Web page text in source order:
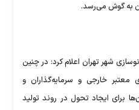
آن به گوش می‌رسد.
شهر تهران اعلام کرد: در چنین
خارجی و سرمایه‌گذاران و
برای ایجاد تحول در روند تولید